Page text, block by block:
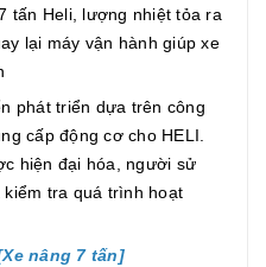
tấn Heli, lượng nhiệt tỏa ra
lại máy vận hành giúp xe
phát triển dựa trên công
cấp động cơ cho HELI.
hiện đại hóa, người sử
tra quá trình hoạt
nâng 7 tấn]